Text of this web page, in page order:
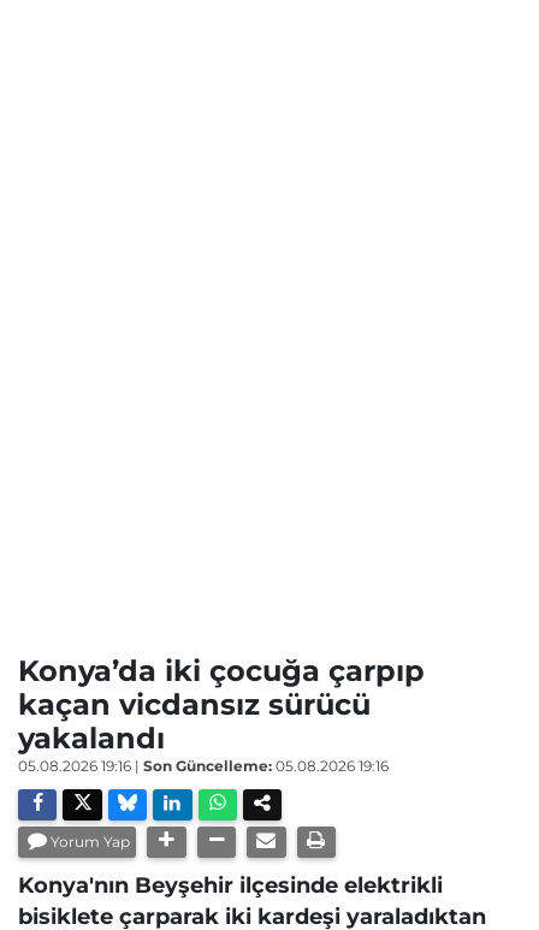
Konya’da iki çocuğa çarpıp
kaçan vicdansız sürücü
yakalandı
05.08.2026 19:16 | Son Güncelleme: 05.08.2026 19:16
Yorum Yap
Konya'nın Beyşehir ilçesinde elektrikli
bisiklete çarparak iki kardeşi yaraladıktan